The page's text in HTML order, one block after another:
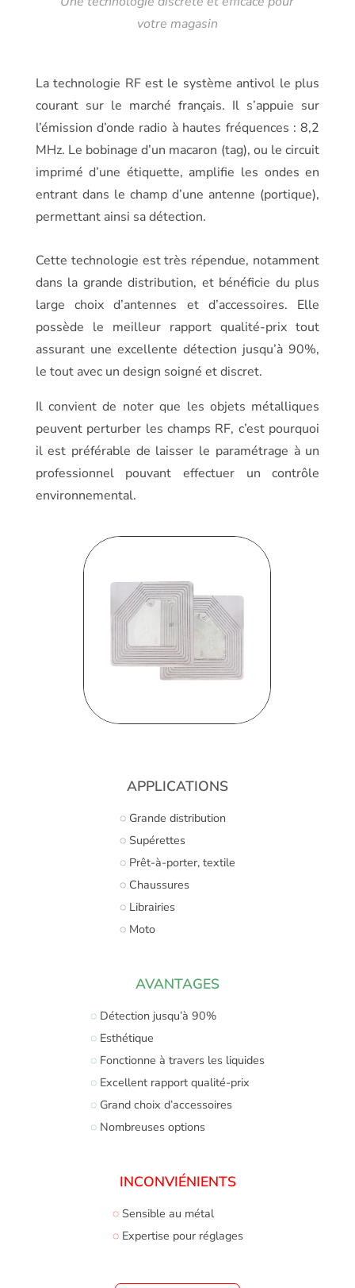
votre magasin
La technologie RF est le système antivol le plus
courant sur le marché français. Il s’appuie sur
l’émission d’onde radio à hautes fréquences : 8,2
MHz. Le bobinage d’un macaron (tag), ou le circuit
imprimé d’une étiquette, amplifie les ondes en
entrant dans le champ d’une antenne (portique),
permettant ainsi sa détection.
Cette technologie est très répendue, notamment
dans la grande distribution, et bénéficie du plus
large choix d’antennes et d’accessoires. Elle
possède le meilleur rapport qualité-prix tout
assurant une excellente détection jusqu’à 90%,
le tout avec un design soigné et discret.
Il convient de noter que les objets métalliques
peuvent perturber les champs RF, c’est pourquoi
il est préférable de laisser le paramétrage à un
professionnel pouvant effectuer un contrôle
environnemental.
APPLICATIONS
◌ Grande distribution
◌ Supérettes
◌ Prêt-à-porter, textile
◌ Chaussures
◌ Librairies
◌ Moto
AVANTAGES
◌ Détection jusqu’à 90%
◌ Esthétique
◌ Fonctionne à travers les liquides
◌ Excellent rapport qualité-prix
◌ Grand choix d’accessoires
◌ Nombreuses options
INCONVIÉNIENTS
◌Sensible au métal
◌Expertise pour réglages